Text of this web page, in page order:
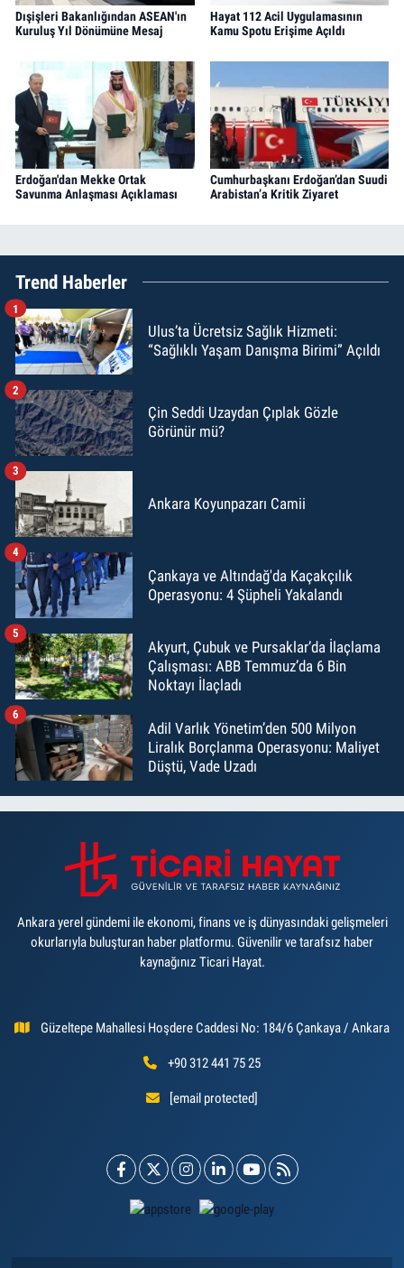
Dışişleri Bakanlığından ASEAN'ın
Kuruluş Yıl Dönümüne Mesaj
Hayat 112 Acil Uygulamasının
Kamu Spotu Erişime Açıldı
Erdoğan'dan Mekke Ortak
Savunma Anlaşması Açıklaması
Cumhurbaşkanı Erdoğan’dan Suudi
Arabistan’a Kritik Ziyaret
Trend Haberler
Ulus’ta Ücretsiz Sağlık Hizmeti:
“Sağlıklı Yaşam Danışma Birimi” Açıldı
1
Çin Seddi Uzaydan Çıplak Gözle
Görünür mü?
2
Ankara Koyunpazarı Camii
3
Çankaya ve Altındağ'da Kaçakçılık
Operasyonu: 4 Şüpheli Yakalandı
4
Akyurt, Çubuk ve Pursaklar’da İlaçlama
Çalışması: ABB Temmuz’da 6 Bin
Noktayı İlaçladı
5
Adil Varlık Yönetim’den 500 Milyon
Liralık Borçlanma Operasyonu: Maliyet
Düştü, Vade Uzadı
6
Ankara yerel gündemi ile ekonomi, finans ve iş dünyasındaki gelişmeleri
okurlarıyla buluşturan haber platformu. Güvenilir ve tarafsız haber
kaynağınız Ticari Hayat.
Güzeltepe Mahallesi Hoşdere Caddesi No: 184/6 Çankaya / Ankara
+90 312 441 75 25
[email protected]